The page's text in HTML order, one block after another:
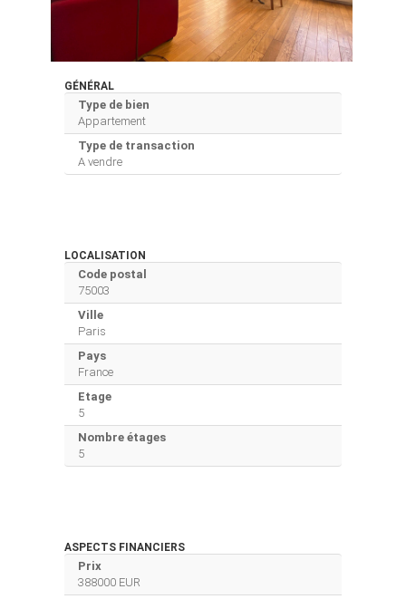
GÉNÉRAL
Type de bien
Appartement
Type de transaction
A vendre
LOCALISATION
Code postal
75003
Ville
Paris
Pays
France
Etage
5
Nombre étages
5
ASPECTS FINANCIERS
Prix
388000 EUR